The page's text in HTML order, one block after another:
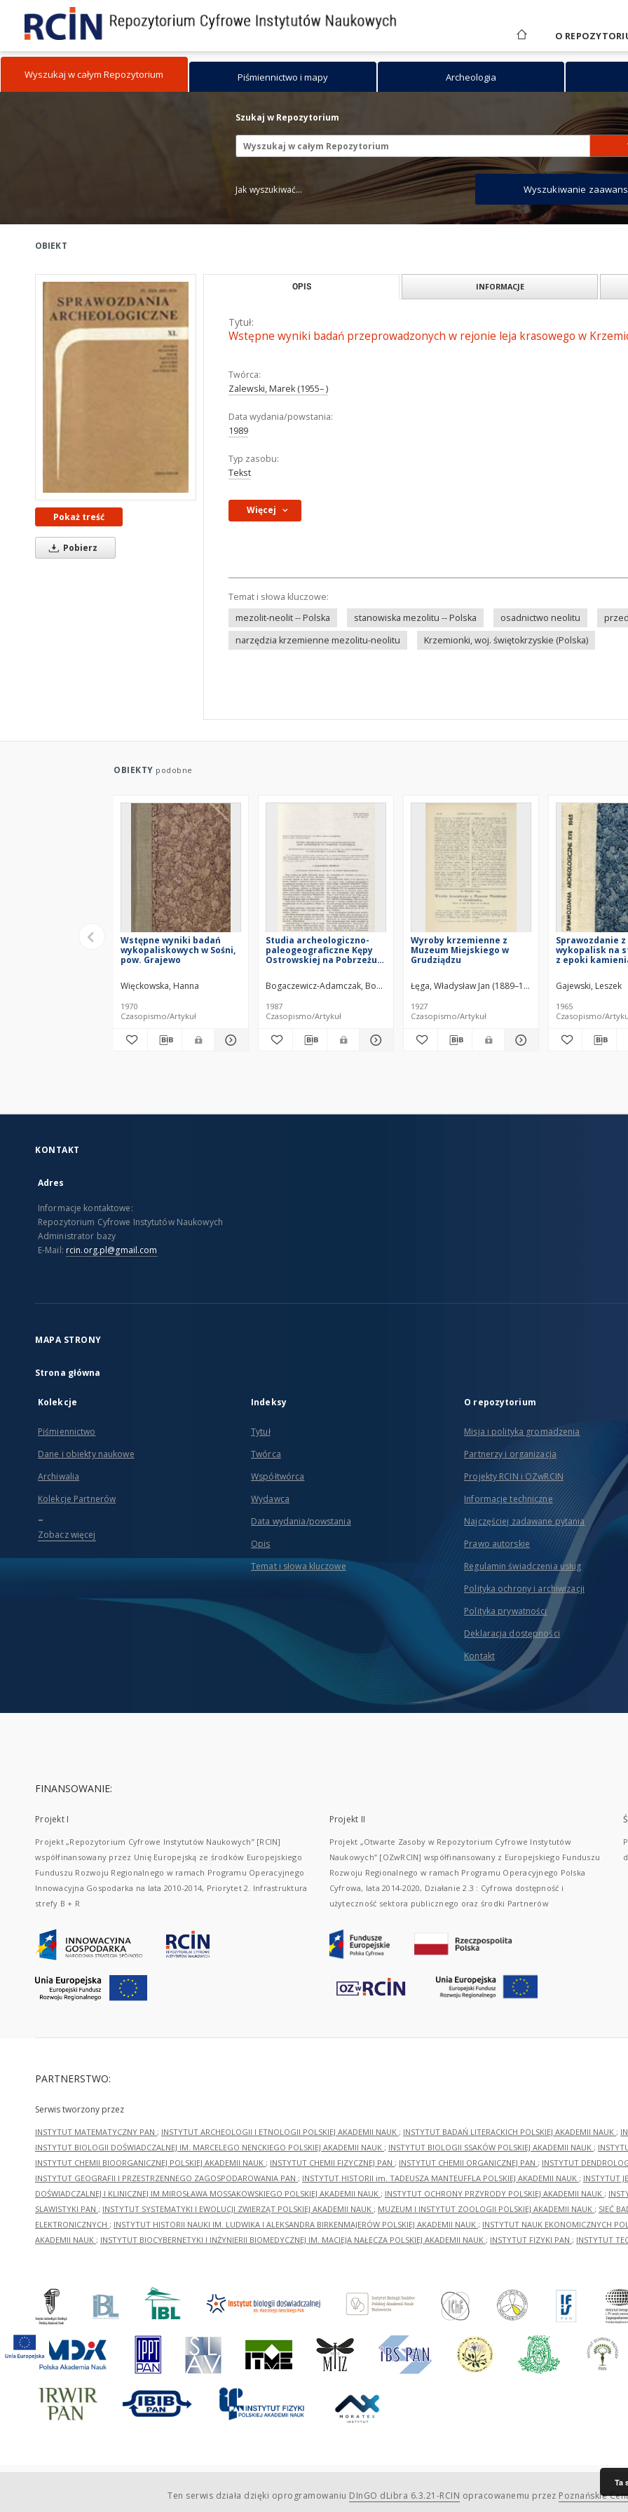
O
Wyszukaj w całym Repozytorium Piśmiennictwo i mapy Archeologia
Szukaj w Repozytorium
Jak wyszukiwać... Wyszukiwanie
OBIEKT
Pokaż treść
Pobierz
OPIS INFORMACJE
Tytuł:
Wstępne wyniki badań przeprowadzonych w rejonie leja krasowego w
Twórca:
Zalewski, Marek (1955– )
Data wydania/powstania:
1989
Typ zasobu:
Tekst
Więcej
Temat i słowa kluczowe:
mezolit-neolit -- Polska
stanowiska mezolitu -- Polska osadnictwo neolitu
narzędzia krzemienne mezolitu-neolitu
Krzemionki, woj. świętokrzyskie (Polska)
OBIEKTY podobne
Wstępne wyniki badań
wykopaliskowych w Sośni,
pow. Grajewo
Więckowska, Hanna
1970
Czasopismo/Artykuł
Studia archeologiczno-
paleogeograficzne Kępy
Ostrowskiej na Pobrzeżu
Bogaczewicz-Adamczak, Bożena (1948– ) Drwal, Jan (1943–2012) Gołębiewski, Roman
1987
Czasopismo/Artykuł
Wyroby krzemienne z
Muzeum Miejskiego w
Grudziądzu
Łęga, Władysław Jan (1889–1960)
1927
Czasopismo/Artykuł
Sprawozdanie z
wykopalisk na
z epoki
Szczekarków,
Lubaczów, w
Gajewski, Leszek
1965
Czasopismo/
KONTAKT
Adres
Informacje kontaktowe:
Repozytorium Cyfrowe Instytutów Naukowych
Administrator bazy
E-Mail: rcin.org.pl@gmail.com
MAPA STRONY
Strona główna
Kolekcje
Piśmiennictwo
Dane i obiekty naukowe
Archiwalia
Kolekcje Partnerów
...
Zobacz więcej
Indeksy
Tytuł
Twórca
Współtwórca
Wydawca
Data wydania/powstania
Opis
Temat i słowa kluczowe
O repozytorium
Misja i polityka gromadzenia
Partnerzy i organizacja
Projekty RCIN i OZwRCIN
Informacje techniczne
Najczęściej zadawane pytania
Prawo autorskie
Regulamin świadczenia usług
Polityka ochrony i archiwizacji
Polityka prywatności
Deklaracja dostępności
Kontakt
FINANSOWANIE:
Projekt I
Projekt „Repozytorium Cyfrowe Instytutów Naukowych” [RCIN]
współfinansowany przez Unię Europejską ze środków Europejskiego
Funduszu Rozwoju Regionalnego w ramach Programu Operacyjnego
Innowacyjna Gospodarka na lata 2010-2014, Priorytet 2. Infrastruktura
strefy B + R
Projekt II
Projekt „Otwarte Zasoby w Repozytorium Cyfrowe Instytutów
Naukowych” [OZwRCIN] współfinansowany z Europejskiego Funduszu
Rozwoju Regionalnego w ramach Programu Operacyjnego Polska
Cyfrowa, lata 2014-2020, Działanie 2.3 : Cyfrowa dostępność i
użyteczność sektora publicznego oraz środki Partnerów
PARTNERSTWO:
Serwis tworzony przez
INSTYTUT MATEMATYCZNY PAN ; INSTYTUT ARCHEOLOGII I ETNOLOGII POLSKIEJ AKADEMII NAUK ; INSTYTUT BADAŃ LITERACKICH POLSKIEJ AKADEMII NAUK ;
INSTYTUT BIOLOGII DOŚWIADCZALNEJ IM. MARCELEGO NENCKIEGO POLSKIEJ AKADEMII NAUK ; INSTYTUT BIOLOGII SSAKÓW POLSKIEJ AKADEMII NAUK ;
INSTYTUT CHEMII BIOORGANICZNEJ POLSKIEJ AKADEMII NAUK ; INSTYTUT CHEMII FIZYCZNEJ PAN ; INSTYTUT CHEMII ORGANICZNEJ PAN ; INSTYTUT
INSTYTUT GEOGRAFII I PRZESTRZENNEGO ZAGOSPODAROWANIA PAN ; INSTYTUT HISTORII im. TADEUSZA MANTEUFFLA POLSKIEJ AKADEMII NAUK ; INSTYTUT
DOŚWIADCZALNEJ I KLINICZNEJ IM.MIROSŁAWA MOSSAKOWSKIEGO POLSKIEJ AKADEMII NAUK ; INSTYTUT OCHRONY PRZYRODY POLSKIEJ AKADEMII NAUK ;
SLAWISTYKI PAN ; INSTYTUT SYSTEMATYKI I EWOLUCJI ZWIERZĄT POLSKIEJ AKADEMII NAUK ; MUZEUM I INSTYTUT ZOOLOGII POLSKIEJ AKADEMII NAUK ; SIEĆ
ELEKTRONICZNYCH ; INSTYTUT HISTORII NAUKI IM. LUDWIKA I ALEKSANDRA BIRKENMAJERÓW POLSKIEJ AKADEMII NAUK ; INSTYTUT NAUK EKONOMICZNYCH
AKADEMII NAUK ; INSTYTUT BIOCYBERNETYKI I INŻYNIERII BIOMEDYCZNEJ IM. MACIEJA NAŁĘCZA POLSKIEJ AKADEMII NAUK ; INSTYTUT FIZYKI PAN ; INSTYTUT
Ten serwis działa dzięki oprogramowaniu DInGO dLibra 6.3.21-RCIN opracowanemu przez Poznańskie
Ta